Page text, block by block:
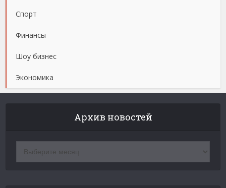
Спорт
Финансы
Шоу бизнес
Экономика
Архив новостей
новостей